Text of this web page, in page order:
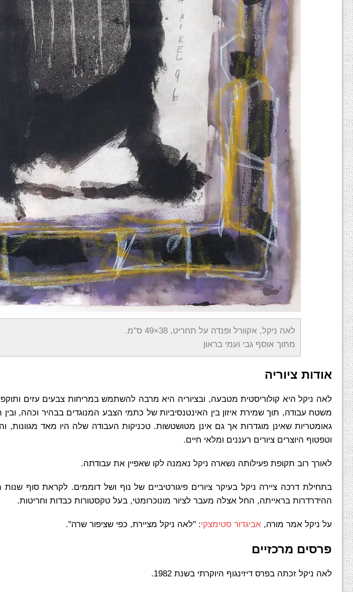
לאה ניקל, אקוורל ופנדה על תחריט, 38×49 ס"מ.
מתוך אוסף גבי ועמי בראון
אודות ציוריה
לאה ניקל היא קולוריסטית מטבעה, ובציוריה היא מרבה להשתמש במריחות צבעים עזים
משטח עבודה, תוך שמירת איזון בין האינטנסיביות של כתמי הצבע המנוגדים בבהיר וכהה,
גאומטריות שאינן מוגדרות אך גם אינן מטושטשות. טכניקות העבודה שלה היו מאד מגוונות,
וטפטוף היוצרים ציורים רעננים ומלאי חיים.
לאורך רוב תקופת פעילותה נשארה ניקל נאמנה לקו שאפיין את עבודתה.
ההידרדרות בראייתה, החל אצלה מעבר לציור מונוכרומטי, בעל טקסטורות כבדות וחריטות.
על ניקל אמר מורה, אביגדור סטימצקי: "לאה ניקל מציירת, כפי שציפור שרה".
פרסים מרכזיים
לאה ניקל זכתה בפרס דיזינגוף היוקרתי בשנת 1982.